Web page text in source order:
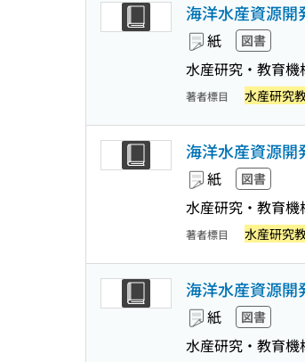
海洋水産資源開
紙 図書
水産研究・教育
著者標目 水産研究
海洋水産資源開
紙 図書
水産研究・教育
著者標目 水産研究
海洋水産資源開
紙 図書
水産研究・教育